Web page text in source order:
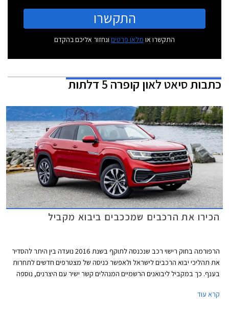
התקשרו
התקשרו או מלאו פרטים ונחזור אליכם בהקדם
כתבותסיאט לאון קופרה 5 דלתות
הכירו את הרכבים שמככבים ביבוא מקביל
הרפורמה בחוק רישוי רכב שנכנסה לתוקף בשנת 2016 נועדה בין היתר להסדיר
את תהליכי יבוא הרכבים לישראל ולאפשר כניסה של מצטרפים חדשים לתחרות
בענף. כך במקביל ליבואנים הרשמיים המנהלים קשר ישיר עם היצרנים, נוספה
במדינות שונות ולשווקן בישראל.
קרא עוד